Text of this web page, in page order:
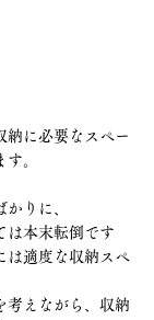
納に必要なスペー
。
りに、
は本末転倒です
は適度な収納スペ
考えながら、収納